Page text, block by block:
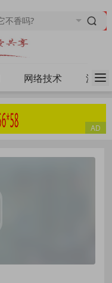
网络技术 源码